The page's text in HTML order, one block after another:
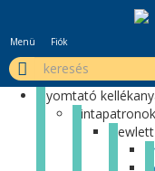
Menü Fiók
Nyomtató
Tintapatronok